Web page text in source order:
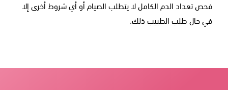
فحص تعداد الدم الكامل لا يتطلب الصيام أو أي شروط أخرى إلا
في حال طلب الطبيب ذلك.